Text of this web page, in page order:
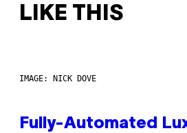
LIKE THIS
IMAGE: NICK DOVE
Fully-Automated